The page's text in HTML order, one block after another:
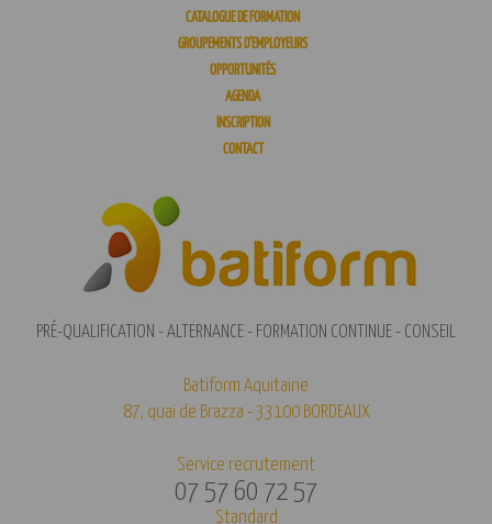
CATALOGUE DE FORMATION
GROUPEMENTS D’EMPLOYEURS
OPPORTUNITÉS
AGENDA
INSCRIPTION
CONTACT
PRÉ-QUALIFICATION - ALTERNANCE - FORMATION CONTINUE - CONSEIL
Batiform Aquitaine
87, quai de Brazza - 33100 BORDEAUX
Service recrutement
07 57 60 72 57
Standard